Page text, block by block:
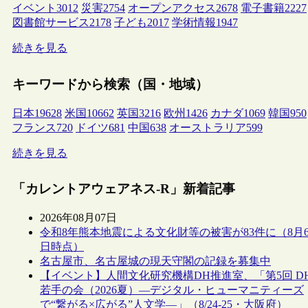
イベント 3012 災害2754 オープンアクセス2678 電子書籍2227
図書館サービス2178 子ども2017 学術情報1947
続きを見る
キーワードから検索（国・地域）
日本19628 米国 10662 英国3216 欧州 1426 カナダ1069 韓国950
フランス720 ドイツ681 中国638 オーストラリア599
続きを見る
「カレントアウェアネス-R」新着記事
2026年08月07日
令和8年熊本地震による文化財等の被害が83件に（8月
日時点）
名古屋市、名古屋城の現天守閣の記録を募集中
【イベント】人間文化研究機構DH推進室、「第5回
若手の会（2026夏）―デジタル・ヒューマニティーズ
で“繋がる×広がる”人文学―」（8/24-25・大阪府）